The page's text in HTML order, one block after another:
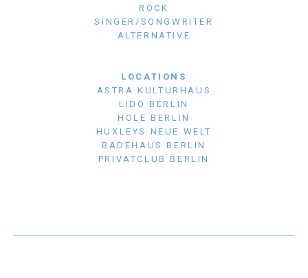
ROCK
SINGER/SONGWRITER
ALTERNATIVE
LOCATIONS
ASTRA KULTURHAUS
LIDO BERLIN
HOLE BERLIN
HUXLEYS NEUE WELT
BADEHAUS BERLIN
PRIVATCLUB BERLIN